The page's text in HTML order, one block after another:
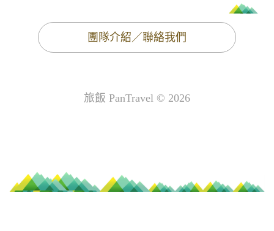
團隊介紹／聯絡我們
旅飯 PanTravel © 2026